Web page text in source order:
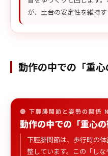
が、土台の安定性を維持す
動作の中での「重心
🔴 下脛腓関節と姿勢の関係
動作の中での「重心の
下脛腓関節は、歩行時の
整しています。この「し